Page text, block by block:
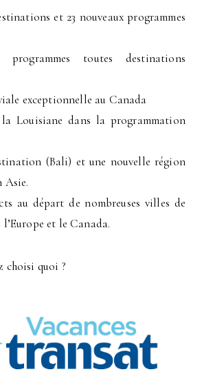
et 23 nouveaux programmes
programmes toutes destinations
exceptionnelle au Canada
Louisiane dans la programmation
(Bali) et une nouvelle région
Asie.
au départ de nombreuses villes de
et le Canada.
choisi quoi ?